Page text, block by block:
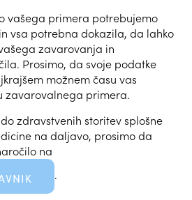
vašega primera potrebujemo
vsa potrebna dokazila, da lahko
zavarovanja in
Prosimo, da svoje podatke
možnem času vas
zavarovalnega primera.
zdravstvenih storitev splošne
na daljavo, prosimo da
na
.